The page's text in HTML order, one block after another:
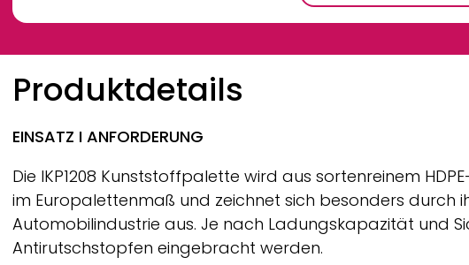
Breadcrumb
Produktdetails
EINSATZ I ANFORDERUNG
Die IKP1208 Kunststoffpalette wird aus sortenreinem
im Europalettenmaß und zeichnet sich besonders durch
Automobilindustrie aus. Je nach Ladungskapazität und
Antirutschstopfen eingebracht werden.